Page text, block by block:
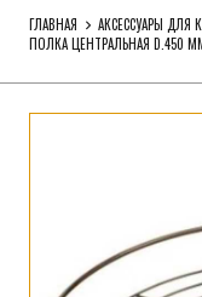
ГЛАВНАЯ АКСЕССУАРЫ ДЛЯ
ПОЛКА ЦЕНТРАЛЬНАЯ D.450